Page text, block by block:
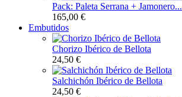
Pack: Paleta Serrana + Jamonero...
165,00 €
Embutidos
Chorizo Ibérico de Bellota
24,50 €
Salchichón Ibérico de Bellota
24,50 €